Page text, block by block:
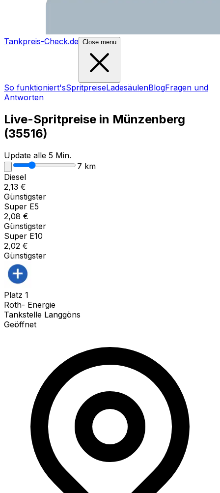
Tankpreis-Check.de Close menu
So funktioniert'sSpritpreiseLadesäulenBlogFragen und
Antworten
Live-Spritpreise in Münzenberg
(35516)
Update alle 5 Min.
7 km
Diesel
2,13 €
Günstigster
Super E5
2,08 €
Günstigster
Super E10
2,02 €
Günstigster
Platz 1
Roth- Energie
Tankstelle Langgöns
Geöffnet